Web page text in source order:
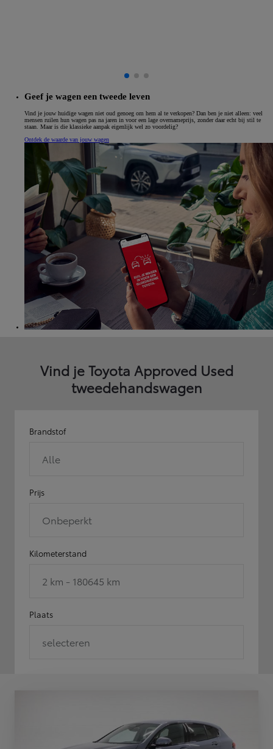
Geef je wagen een tweede leven
Vind je jouw huidige wagen niet oud genoeg om hem al te verkopen? Dan ben je niet alleen: veel
mensen ruilen hun wagen pas na jaren in voor een lage overnameprijs, zonder daar echt bij stil te
staan. Maar is die klassieke aanpak eigenlijk wel zo voordelig?
Ontdek de waarde van jouw wagen
Vind je Toyota Approved Used
tweedehandswagen
Brandstof
Alle
Prijs
Onbeperkt
Kilometerstand
2 km - 180645 km
Plaats
selecteren